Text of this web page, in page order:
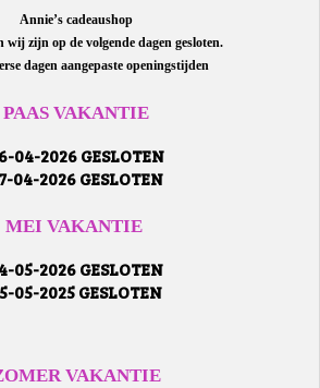
Annie’s cadeaushop
wij zijn op de volgende dagen gesloten.
dagen aangepaste openingstijden
PAAS VAKANTIE
04-2026 GESLOTEN
04-2026 GESLOTEN
MEI VAKANTIE
05-2026 GESLOTEN
05-2025 GESLOTEN
VAKANTIE